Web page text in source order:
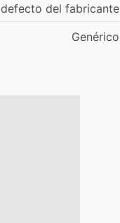
defecto del fabricante
Genérico